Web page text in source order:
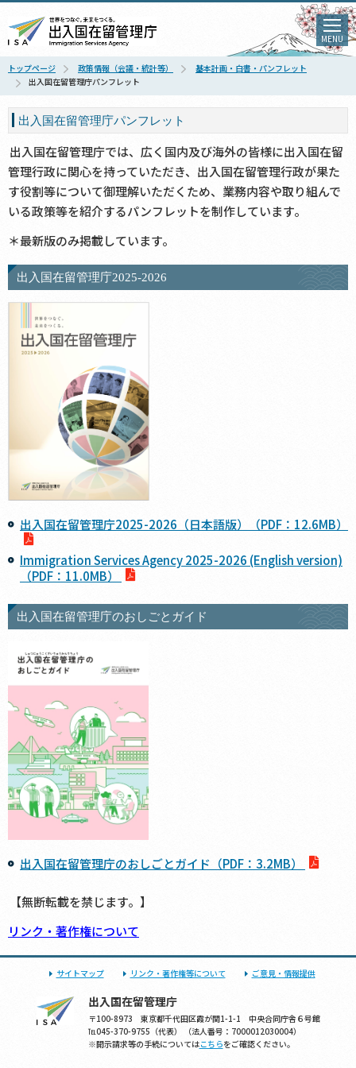
MENU
トップページ 政策情報（会議・統計等）
基本計画・白書・パンフレット
出入国在留管理庁パンフレット
出入国在留管理庁パンフレット
出入国在留管理庁では、広く国内及び海外の皆様に出入国在留
管理行政に関心を持っていただき、出入国在留管理行政が果た
す役割等について御理解いただくため、業務内容や取り組んで
いる政策等を紹介するパンフレットを制作しています。
＊最新版のみ掲載しています。
出入国在留管理庁2025-2026
出入国在留管理庁2025-2026（日本語版）（PDF：12.6MB）
Immigration Services Agency 2025-2026 (English version)
（PDF：11.0MB）
出入国在留管理庁のおしごとガイド
出入国在留管理庁のおしごとガイド（PDF：3.2MB）
【無断転載を禁じます。】
リンク・著作権について
サイトマップ リンク・著作権等について ご意見・情報提供
出入国在留管理庁
〒100-8973 東京都千代田区霞が関1-1-1 中央合同庁舎６号館
℡045-370-9755（代表） （法人番号：7000012030004）
※開示請求等の手続についてはこちらをご確認ください。